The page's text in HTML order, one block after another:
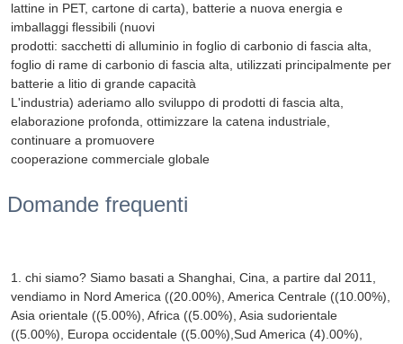
lattine in PET, cartone di carta), batterie a nuova energia e
imballaggi flessibili (nuovi
prodotti: sacchetti di alluminio in foglio di carbonio di fascia alta,
foglio di rame di carbonio di fascia alta, utilizzati principalmente per
batterie a litio di grande capacità
L'industria) aderiamo allo sviluppo di prodotti di fascia alta,
elaborazione profonda, ottimizzare la catena industriale,
continuare a promuovere
cooperazione commerciale globale
Domande frequenti
1. chi siamo? Siamo basati a Shanghai, Cina, a partire dal 2011,
vendiamo in Nord America ((20.00%), America Centrale ((10.00%),
Asia orientale ((5.00%), Africa ((5.00%), Asia sudorientale
((5.00%), Europa occidentale ((5.00%),Sud America (4).00%),